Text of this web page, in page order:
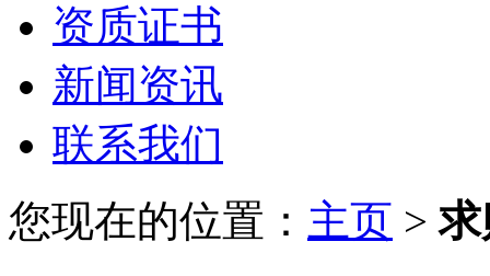
资质证书
新闻资讯
联系我们
您现在的位置： 主页 >